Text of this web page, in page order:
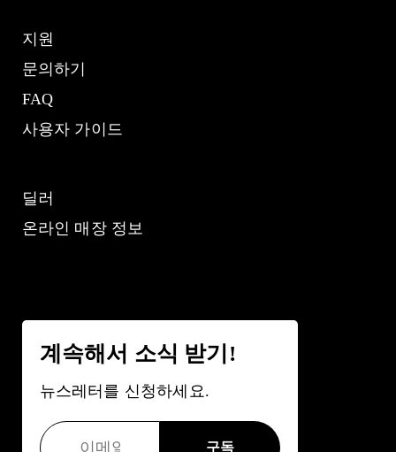
지원
문의하기
FAQ
사용자 가이드
딜러
온라인 매장 정보
계속해서 소식 받기!
뉴스레터를 신청하세요.